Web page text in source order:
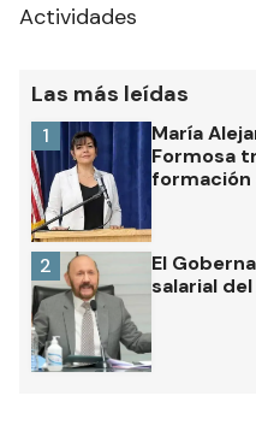
Actividades
Las más leídas
María
Formosa
formación
1
El
salarial
2